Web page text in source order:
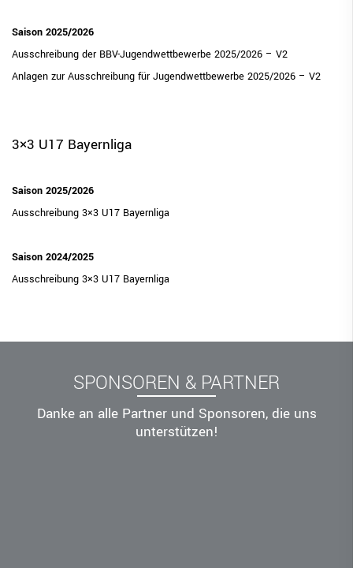
Saison 2025/2026
Ausschreibung der BBV-Jugendwettbewerbe 2025/2026 – V2
Anlagen zur Ausschreibung für Jugendwettbewerbe 2025/2026 – V2
3×3 U17 Bayernliga
Saison 2025/2026
Ausschreibung 3×3 U17 Bayernliga
Saison 2024/2025
Ausschreibung 3×3 U17 Bayernliga
SPONSOREN & PARTNER
Danke an alle Partner und Sponsoren, die uns
unterstützen!
Seniorenmeisterschaften
Jugend
Schiedsrichter
Leistungssport
STRUKTURREFORM